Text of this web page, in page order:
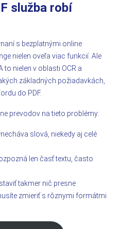
služba robí
s bezplatnými online
nielen oveľa viac funkcií. Ale
nielen v oblasti OCR a
základných požiadavkách,
do PDF.
prevodov na tieto problémy:
slová, niekedy aj celé
len časť textu, často
takmer nič presne
zmieriť s rôznymi formátmi